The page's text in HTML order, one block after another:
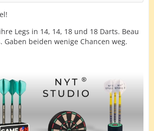
Legs in 14, 14, 18 und 18 Darts. Beau
Gaben beiden wenige Chancen weg.